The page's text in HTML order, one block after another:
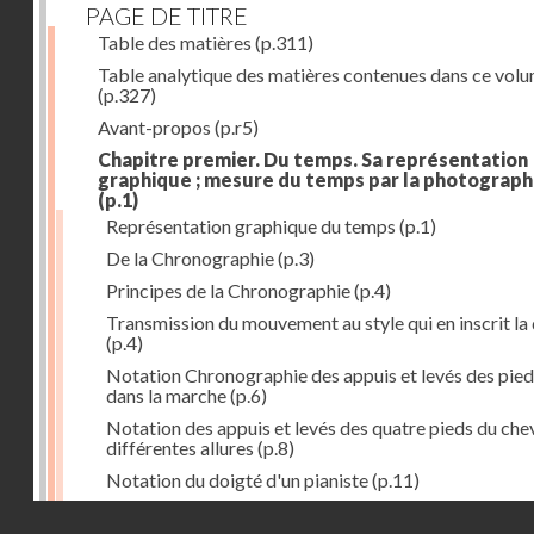
PAGE DE TITRE
Table des matières (p.311)
Table analytique des matières contenues dans ce
(p.327)
Avant-propos (p.r5)
Chapitre premier. Du temps. Sa représentation
graphique ; mesure du temps par la
(p.1)
Représentation graphique du temps (p.1)
De la Chronographie(p.3)
Principes de la Chronographie(p.4)
Transmission du mouvement au style qui en inscrit la
(p.4)
Notation Chronographie des appuis et levés des
dans la marche(p.6)
Notation des appuis et levés des quatre pieds du
différentes allures (p.8)
Notation du doigté d'un pianiste(p.11)